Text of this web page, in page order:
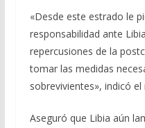
«Desde este estrado le
responsabilidad ante
repercusiones de la
tomar las medidas
sobrevivientes», indicó
Aseguró que Libia aún